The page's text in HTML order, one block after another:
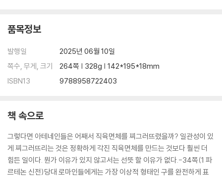
품목정보
발행일
2025년 06월 10일
쪽수, 무게, 크기
264쪽 | 328g | 142*195*18mm
ISBN13
9788958722403
책 속으로
그렇다면 아테네인들은 어째서 직육면체를 찌그러뜨렸을까? 일관성이 있
게 찌그러뜨리는 것은 정확하게 각진 직육면체를 만드는 것보다 훨씬 더
힘든 일이다. 뭔가 이유가 있지 않고서는 선뜻 할 이유가 없다.-34쪽(1 파
르테논 신전)당대 로마인들에게는 가장 이상적 형태인 구를 완전하게 표